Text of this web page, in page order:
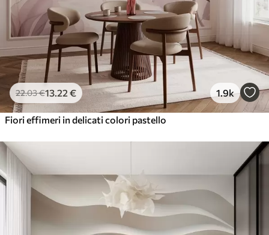
22.03€13 .22 € 1.9k
Fiori effimeri in delicati colori pastello